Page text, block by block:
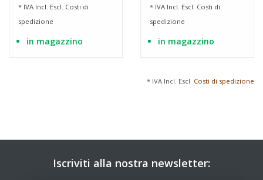
* IVA Incl. Escl. Costi di
spedizione
in magazzino
* IVA Incl. Escl. Costi di
spedizione
in magazzino
* IVA Incl. Escl. Costi di spedizione
Iscriviti alla nostra newsletter: